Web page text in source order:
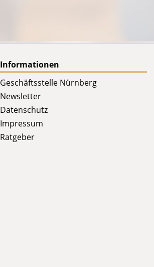
Informationen
Geschäftsstelle Nürnberg
Newsletter
Datenschutz
Impressum
Ratgeber